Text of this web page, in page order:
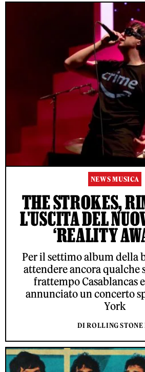
NEWS MUSICA
THE STROKES,
L'USCITA DEL
‘REALITY
Per il settimo album della
attendere ancora qualche
frattempo Casablancas
annunciato un concerto
York
DI ROLLING STONE